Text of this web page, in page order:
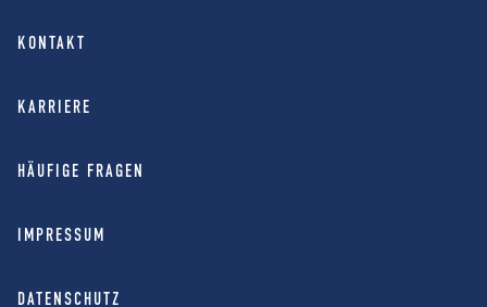
KONTAKT
KARRIERE
HÄUFIGE FRAGEN
IMPRESSUM
DATENSCHUTZ